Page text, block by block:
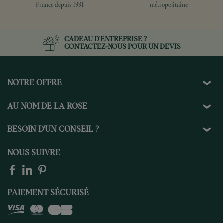
France depuis 1991
métropolitaine
CADEAU D'ENTREPRISE ?
CONTACTEZ-NOUSPOUR UN DEVIS
NOTRE OFFRE
AU NOM DE LA ROSE
BESOIN D'UN CONSEIL ?
NOUS SUIVRE
PAIEMENT SÉCURISÉ